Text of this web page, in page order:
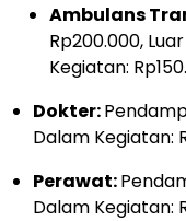
Ambulans
Rp200.000,
Kegiatan:
Dokter:
Dalam Kegiatan:
Perawat:
Dalam Kegiatan: